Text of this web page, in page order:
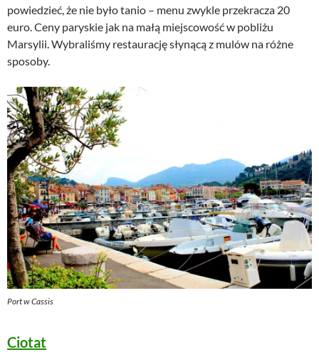
powiedzieć, że nie było tanio – menu zwykle przekracza 20
euro. Ceny paryskie jak na małą miejscowość w pobliżu
Marsylii. Wybraliśmy restaurację słynącą z mulów na różne
sposoby.
Port w Cassis
Ciotat